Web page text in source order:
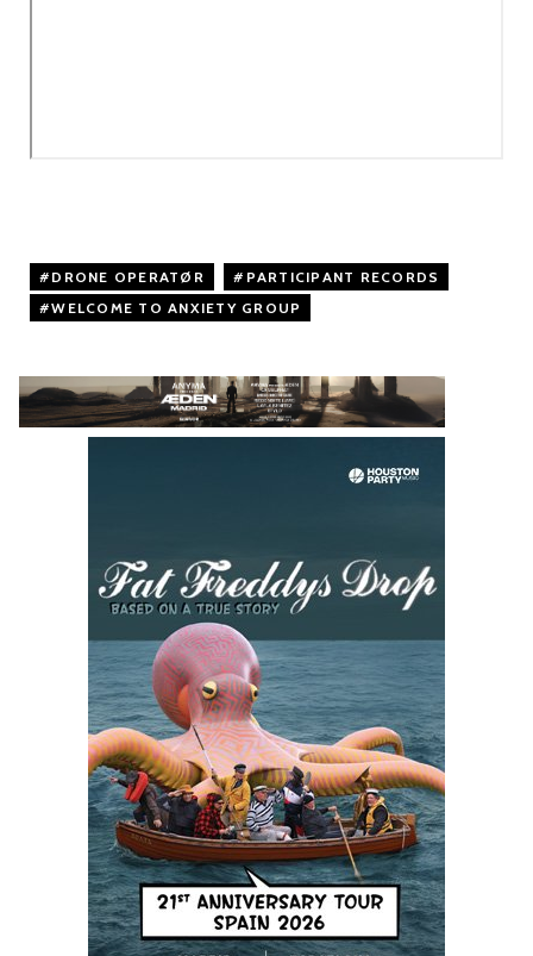
DRONE OPERATØR PARTICIPANT RECORDS
WELCOME TO ANXIETY GROUP